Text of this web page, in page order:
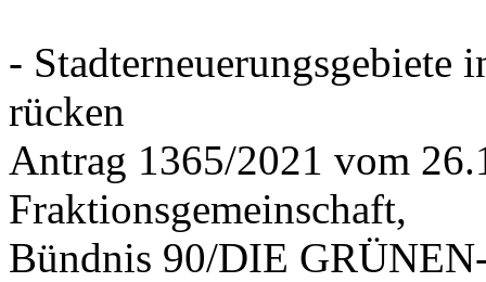
- Stadterneuerungsgebiete
rücken
Antrag 1365/2021 vom
Fraktionsgemeinschaft,
Bündnis 90/DIE